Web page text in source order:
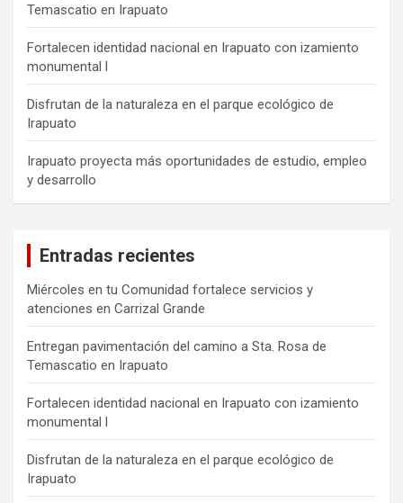
Temascatio en Irapuato
Fortalecen identidad nacional en Irapuato con izamiento
monumental l
Disfrutan de la naturaleza en el parque ecológico de
Irapuato
Irapuato proyecta más oportunidades de estudio, empleo
y desarrollo
Entradas recientes
Miércoles en tu Comunidad fortalece servicios y
atenciones en Carrizal Grande
Entregan pavimentación del camino a Sta. Rosa de
Temascatio en Irapuato
Fortalecen identidad nacional en Irapuato con izamiento
monumental l
Disfrutan de la naturaleza en el parque ecológico de
Irapuato